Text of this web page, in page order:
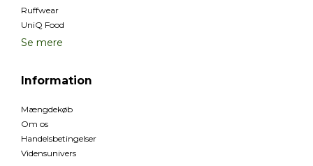
Ruffwear
UniQ Food
Se mere
Information
Mængdekøb
Om os
Handelsbetingelser
Vidensunivers